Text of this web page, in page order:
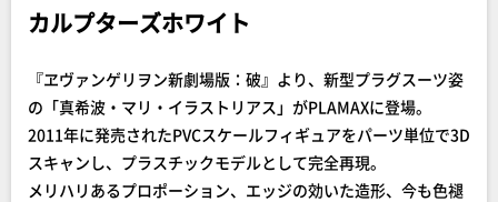
カルプターズホワイト
『ヱヴァンゲリヲン新劇場版：破』より、新型プラグスーツ姿
の「真希波・マリ・イラストリアス」がPLAMAXに登場。
2011年に発売されたPVCスケールフィギュアをパーツ単位で3D
スキャンし、プラスチックモデルとして完全再現。
メリハリあるプロポーション、エッジの効いた造形、今も色褪